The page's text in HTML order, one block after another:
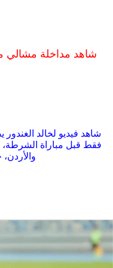
شاهد مداخلة مشالي مع
فقط قبل مباراة
والأردن، حلقة